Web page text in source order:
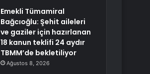
Emekli Tümamiral
Bağcıoğlu: Şehit aileleri
ve gaziler için hazırlanan
18 kanun teklifi 24 aydır
TBMM’de bekletiliyor
Ağustos 8, 2026